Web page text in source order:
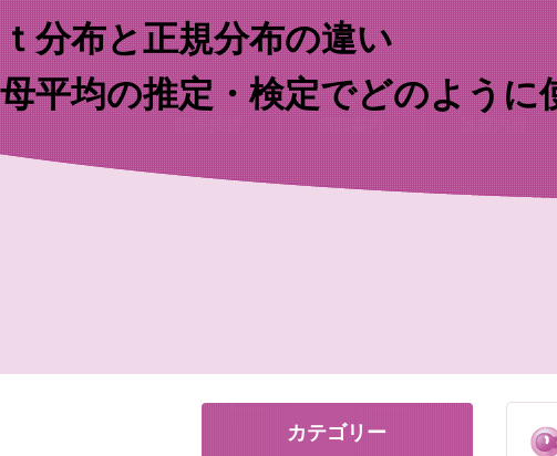
院長挨拶
病院案内
診療時間
当院で行える検診
当院で取り扱いのあるワクチン
診療内容
…既存のコード……既存のコード…
ｔ分布と正規分布の違い
母平均の推定・検定でどのように
カテゴリー